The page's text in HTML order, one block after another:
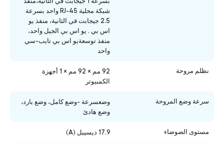
شبكة محلية RJ-45 واحد بسرعة
2.5 جيجابت في الثانية، منفذ يو
اس بي . يو اس بي الجيل واحد،
منفذ توسعةيو اس بي تايب-سي
واحد
نظلم مروحة
92 مم × 92 مم × 1 أجهزة
الكمبيوتر
سرعة وضع المروحة
وضعسرعة -وضع كامل، وضع بارد،
وضع هادئ
مستوى الضوضاء 17.9 ديسيبل (A)